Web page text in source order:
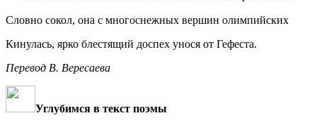
Словно сокол, она с многоснежных вершин олимпийских
Кинулась, ярко блестящий доспех унося от Гефеста.
Перевод В. Вересаева
Углубимся в текст поэмы